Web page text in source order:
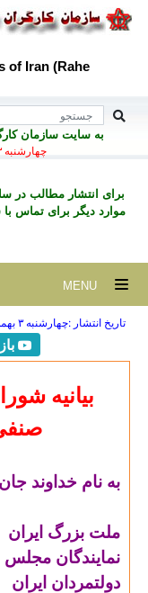
of Iran (Rahe
به سايت سازمان
چهارشنبه ۳ بهمن ۱۳۹۷ برابر با ۲۳ ژانويه ۲۰۱۹
برای انتشار مطالب در
موارد ديگر برای تماس
تاریخ انتشار :چهارشنبه ۳ بهمن ۱۳۹۷ برابر با ۲۳ ژانويه ۲۰۱۹
بیانیه
به نام خداوند
ملت بزرگ ایران
نمایندگان
دولتمردان ایران